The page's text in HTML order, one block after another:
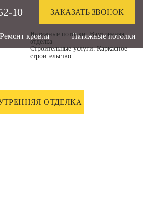
10 ЗАКАЗАТЬ ЗВОНОК
Натяжные потолки
Ремонт кровлиНатяжные потолки. Внутренняя
отделка
Строительные услуги. Каркасное
строительство
ОТДЕЛКА